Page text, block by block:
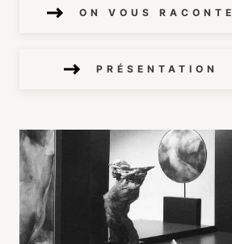
ON VOUS RACONTE
PRÉSENTATION